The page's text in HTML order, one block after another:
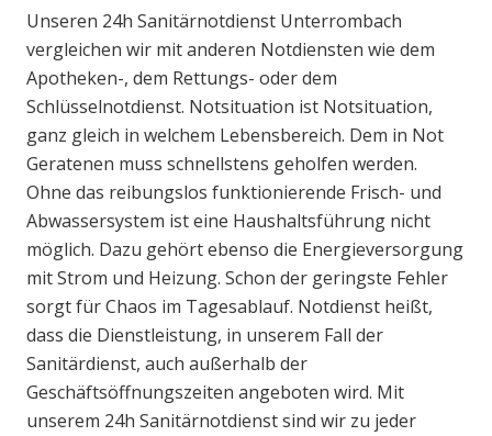
Unseren 24h Sanitärnotdienst Unterrombach
vergleichen wir mit anderen Notdiensten wie dem
Apotheken-, dem Rettungs- oder dem
Schlüsselnotdienst. Notsituation ist Notsituation,
ganz gleich in welchem Lebensbereich. Dem in Not
Geratenen muss schnellstens geholfen werden.
Ohne das reibungslos funktionierende Frisch- und
Abwassersystem ist eine Haushaltsführung nicht
möglich. Dazu gehört ebenso die Energieversorgung
mit Strom und Heizung. Schon der geringste Fehler
sorgt für Chaos im Tagesablauf. Notdienst heißt,
dass die Dienstleistung, in unserem Fall der
Sanitärdienst, auch außerhalb der
Geschäftsöffnungszeiten angeboten wird. Mit
unserem 24h Sanitärnotdienst sind wir zu jeder